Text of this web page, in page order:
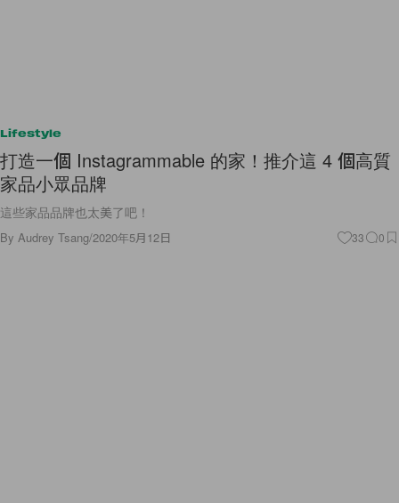
Lifestyle
打造一個 Instagrammable 的家！推介這 4 個高質
家品小眾品牌
這些家品品牌也太美了吧！
By Audrey Tsang/2020年5月12日 33 0